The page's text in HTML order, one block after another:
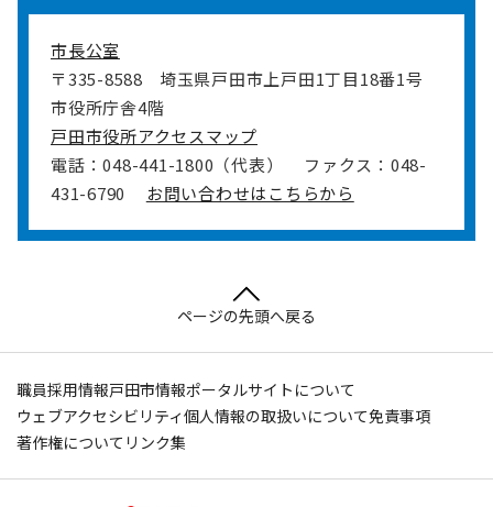
市長公室
〒335-8588
埼玉県戸田市上戸田1丁目18番1号
市役所庁舎4階
戸田市役所アクセスマップ
電話：048-441-1800（代表）
ファクス：048-
431-6790
お問い合わせはこちらから
ページの先頭へ戻る
職員採用情報戸田市情報ポータルサイトについて
ウェブアクセシビリティ個人情報の取扱いについて免責事項
著作権について リンク集